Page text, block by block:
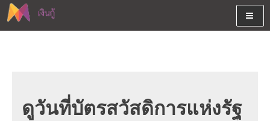
Skip
to
เงินสด และมีรีไฟแนนซ์ด้วย
ดูวันที่บัตรสวัสดิการแห่งรัฐ